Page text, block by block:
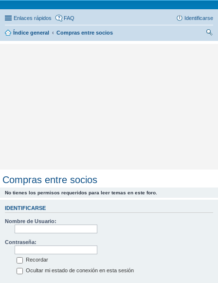
Enlaces rápidos FAQ Identificarse
Índice general
Compras entre socios
Compras entre socios
No tienes los permisos requeridos para leer temas en este foro.
IDENTIFICARSE
Nombre de Usuario:
Contraseña:
Recordar
Ocultar mi estado de conexión en esta sesión